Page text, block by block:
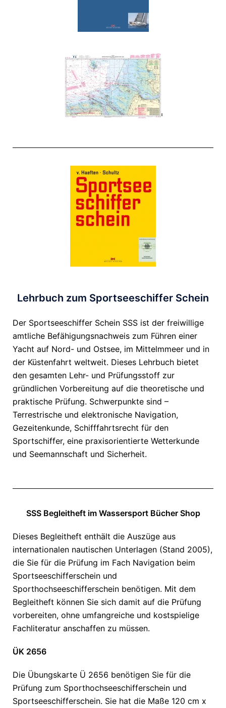
Lehrbuch zum Sportseeschiffer Schein
Der Sportseeschiffer Schein SSS ist der freiwillige
amtliche Befähigungsnachweis zum Führen einer
Yacht auf Nord- und Ostsee, im Mittelmmeer und in
der Küstenfahrt weltweit. Dieses Lehrbuch bietet
den gesamten Lehr- und Prüfungsstoff zur
gründlichen Vorbereitung auf die theoretische und
praktische Prüfung. Schwerpunkte sind –
Terrestrische und elektronische Navigation,
Gezeitenkunde, Schifffahrtsrecht für den
Sportschiffer, eine praxisorientierte Wetterkunde
und Seemannschaft und Sicherheit.
SSS Begleitheft im Wassersport Bücher Shop
Dieses Begleitheft enthält die Auszüge aus
internationalen nautischen Unterlagen (Stand 2005),
die Sie für die Prüfung im Fach Navigation beim
Sportseeschifferschein und
Sporthochseeschifferschein benötigen. Mit dem
Begleitheft können Sie sich damit auf die Prüfung
vorbereiten, ohne umfangreiche und kostspielige
Fachliteratur anschaffen zu müssen.
ÜK 2656
Die Übungskarte Ü 2656 benötigen Sie für die
Prüfung zum Sporthochseeschifferschein und
Sportseeschifferschein. Sie hat die Maße 120 cm x